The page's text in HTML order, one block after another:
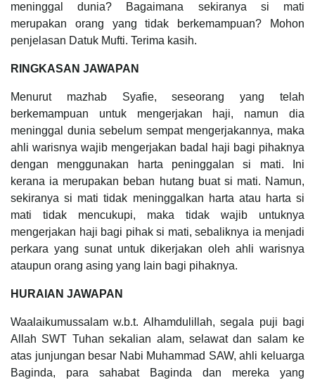
meninggal dunia? Bagaimana sekiranya si mati
merupakan orang yang tidak berkemampuan? Mohon
penjelasan Datuk Mufti. Terima kasih.
RINGKASAN JAWAPAN
Menurut mazhab Syafie, seseorang yang telah
berkemampuan untuk mengerjakan haji, namun dia
meninggal dunia sebelum sempat mengerjakannya, maka
ahli warisnya wajib mengerjakan badal haji bagi pihaknya
dengan menggunakan harta peninggalan si mati. Ini
kerana ia merupakan beban hutang buat si mati. Namun,
sekiranya si mati tidak meninggalkan harta atau harta si
mati tidak mencukupi, maka tidak wajib untuknya
mengerjakan haji bagi pihak si mati, sebaliknya ia menjadi
perkara yang sunat untuk dikerjakan oleh ahli warisnya
ataupun orang asing yang lain bagi pihaknya.
HURAIAN JAWAPAN
Waalaikumussalam w.b.t. Alhamdulillah, segala puji bagi
Allah SWT Tuhan sekalian alam, selawat dan salam ke
atas junjungan besar Nabi Muhammad SAW, ahli keluarga
Baginda, para sahabat Baginda dan mereka yang